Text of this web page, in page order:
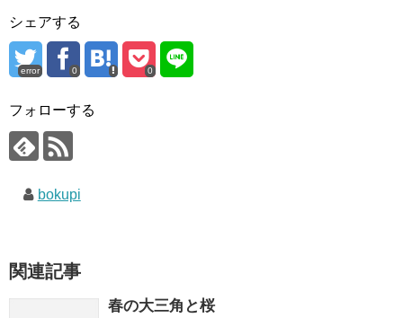
シェアする
error 0 0
フォローする
bokupi
関連記事
春の大三角と桜